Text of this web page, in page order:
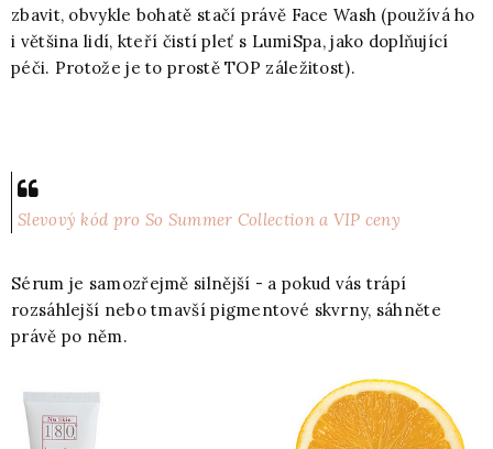
zbavit, obvykle bohatě stačí právě Face Wash (používá ho
i většina lidí, kteří čistí pleť s LumiSpa, jako doplňující
péči. Protože je to prostě TOP záležitost).
Slevový kód pro So Summer Collection a VIP ceny
Sérum je samozřejmě silnější - a pokud vás trápí
rozsáhlejší nebo tmavší pigmentové skvrny, sáhněte
právě po něm.